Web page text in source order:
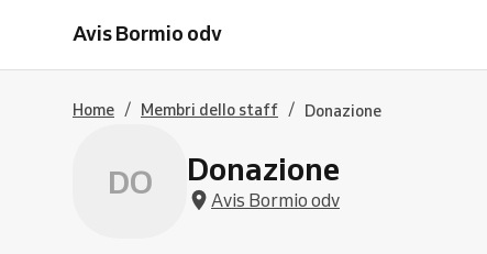
Avis Bormio odv
Home / Membri dello staff / Donazione
DO Donazione
Avis Bormio odv